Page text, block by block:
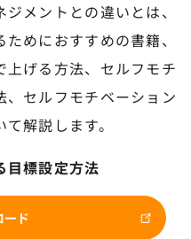
メントとの違いとは、
めにおすすめの書籍、
げる方法、セルフモチ
セルフモチベーション
解説します。
目標設定方法
ード